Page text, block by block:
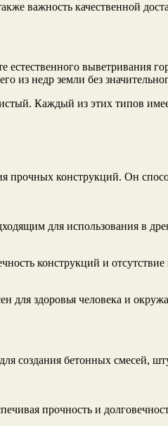
важность качественной
выветривания
из недр земли без
Каждый из этих типов
прочных конструкций. Он
для использования в
конструкций и
для здоровья человека и
создания бетонных смесей,
прочность и